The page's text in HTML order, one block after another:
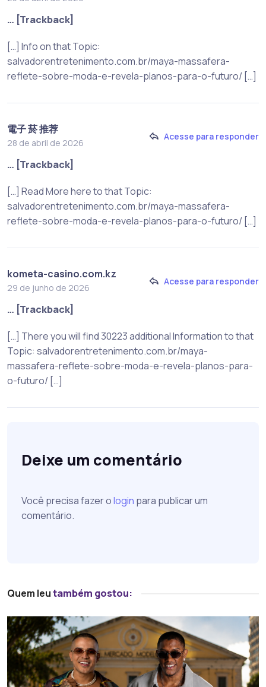
… [Trackback]
[…] Info on that Topic:
salvadorentretenimento.com.br/maya-massafera-
reflete-sobre-moda-e-revela-planos-para-o-futuro/ […]
電子 菸 推荐
28 de abril de 2026
Acesse para responder
… [Trackback]
[…] Read More here to that Topic:
salvadorentretenimento.com.br/maya-massafera-
reflete-sobre-moda-e-revela-planos-para-o-futuro/ […]
kometa-casino.com.kz
29 de junho de 2026
Acesse para responder
… [Trackback]
[…] There you will find 30223 additional Information to that
Topic: salvadorentretenimento.com.br/maya-
massafera-reflete-sobre-moda-e-revela-planos-para-
o-futuro/ […]
Deixe um comentário
Você precisa fazer ologin para publicar um
comentário.
Quem leutambém gostou: